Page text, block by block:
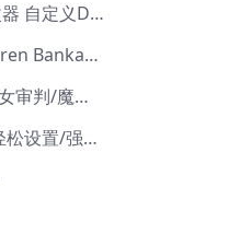
DNS Pro 更改器 自定义DNS修改
千恋万花/Senren Banka/安卓版
魔法少女的魔女审判/魔法少女ノ魔女裁判
Windows11轻松设置/强力禁止WD等/兼容Win10